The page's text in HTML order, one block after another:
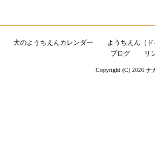
犬のようちえんカレンダー
ようちえん（
ブログ
リ
Copyright (C) 2026 ナ